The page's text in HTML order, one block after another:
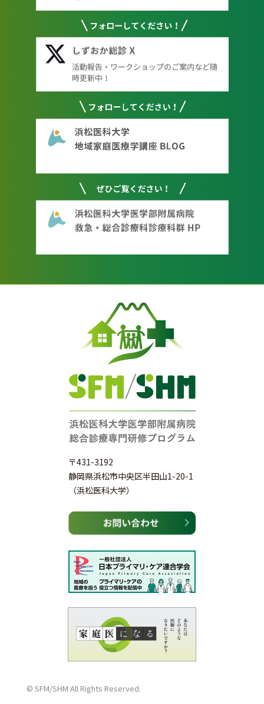
〒431-3192
静岡県浜松市中央区半田山1-20-1
（浜松医科大学）
© SFM/SHM All Rights Reserved.